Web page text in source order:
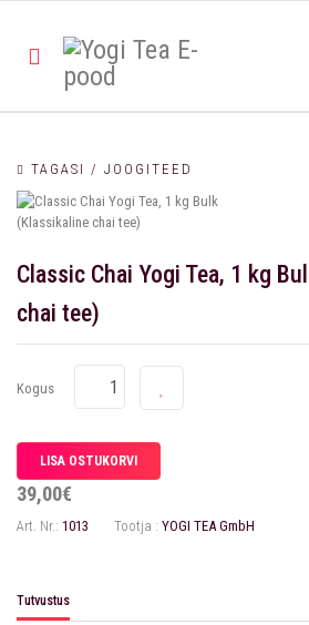
TAGASI / JOOGITEED
Classic Chai Yogi Tea, 1 kg
chai tee)
Kogus
39,00€
Art. Nr.: 1013 Tootja : YOGI TEA GmbH
Tutvustus